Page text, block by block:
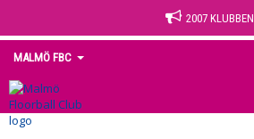
2007 KLUBBEN
MALMÖ FBC
HEM